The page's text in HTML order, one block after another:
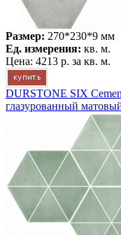
Размер: 270*230*9 мм
Ед. измерения: кв. м.
Цена: 4213 р. за кв. м.
DURSTONE SIX
глазурованный